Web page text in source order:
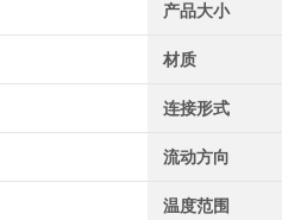
产品大小
材质
连接形式
流动方向
温度范围